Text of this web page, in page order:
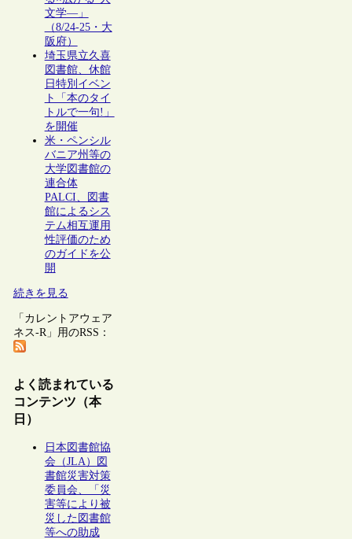
文学―」
（8/24-25・大
阪府）
埼玉県立久喜
図書館、休館
日特別イベン
ト「本のタイ
トルで一句!」
を開催
米・ペンシル
バニア州等の
大学図書館の
連合体
PALCI、図書
館によるシス
テム相互運用
性評価のため
のガイドを公
開
続きを見る
「カレントアウェア
ネス-R」用のRSS：
よく読まれている
コンテンツ（本
日）
日本図書館協
会（JLA）図
書館災害対策
委員会、「災
害等により被
災した図書館
等への助成